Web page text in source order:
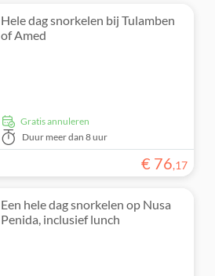
Hele dag snorkelen bij Tulamben
of Amed
Gratis annuleren
Duur meer dan 8 uur
€ 76,17
Een hele dag snorkelen op Nusa
Penida, inclusief lunch